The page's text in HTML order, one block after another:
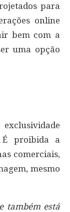
para
online
bem com a
uma opção
proibida a
comerciais,
mesmo
também está